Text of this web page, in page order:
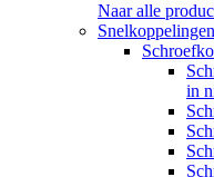
Naar alle
Snelkoppelingen
in